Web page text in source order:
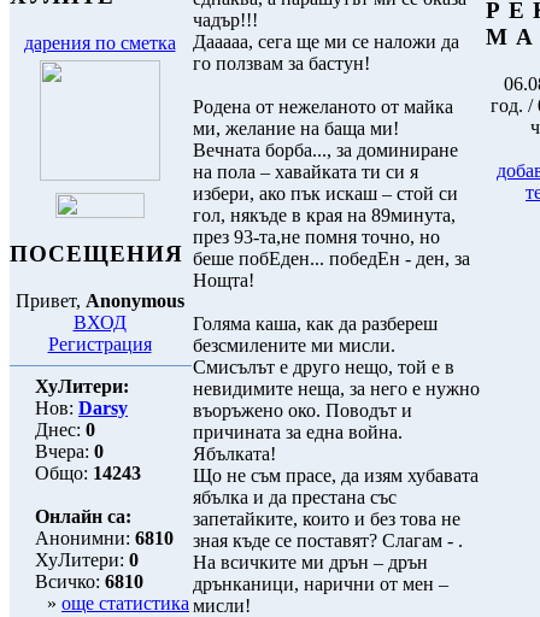
дарения по сметка
ПОСЕЩЕНИЯ
Привет, Anonymous
ВХОД
Регистрация
ХуЛитери:
Нов: Darsy
Днес: 0
Вчера: 0
Общо: 14243
Онлайн са:
Анонимни: 6810
ХуЛитери: 0
Всичко: 6810
» още статистика
чадър!!!
Дааааа, сега ще ми се наложи да
го ползвам за бастун!
Родена от нежеланото от майка
ми, желание на баща ми!
Вечната борба..., за доминиране
на пола – хавайката ти си я
избери, ако пък искаш – стой си
гол, някъде в края на 89минута,
през 93-та,не помня точно, но
беше побЕден... победЕн - ден, за
Нощта!
Голяма каша, как да разбереш
безсмилените ми мисли.
Смисълът е друго нещо, той е в
невидимите неща, за него е нужно
въоръжено око. Поводът и
причината за една война.
Ябълката!
Що не съм прасе, да изям хубавата
ябълка и да престана със
запетайките, които и без това не
зная къде се поставят? Слагам - .
На всичките ми дрън – дрън
дрънканици, нарични от мен –
мисли!
Р Е
М А
год. /